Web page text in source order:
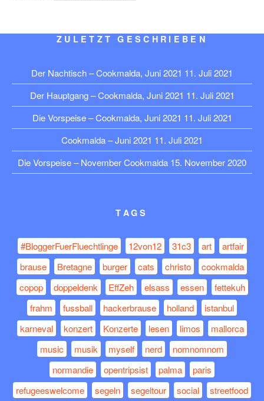
ZULETZT GESCHRIEBEN
Der Nachtisch – Cookmalda, Juni 2021 11. Juli 2021
Der Hauptgang – Cookmalda, Juni 2021 11. Juli 2021
Die Vorspeise – Cookmalda, Juni 2021 11. Juli 2021
Cookmalda – Juni 2021 11. Juli 2021
Die Vorspeise – November Cookmalda 15. November 2020
TAGS
#BloggerFuerFluechtlinge 12von12 31c3 art
artfair
brause
Bretagne burger cats christo
cookmalda
copop
doppeldenk EffZeh elsass essen
fettekuh
frahm
fussball hackerbrause holland
istanbul
karneval
konzert Konzerte lesen limos
mallorca
music
musik myself nerd
nomnomnom
normandie
opentripsist palma
paris
refugeeswelcome
segeln segeltour social
streetfood